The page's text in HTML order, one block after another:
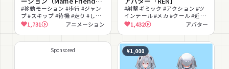
Locomotion）
#移動モーション #歩行 #ジャン
プ #スキップ #待機 #走り #しゃ
がみ #ちび #かわいい #アニメー
ション素材
1,731 アニメーション
#射撃ギミック #アクション #ツ
インテール #メカ #クール #近未
来 #フルトラ対応 #トラッキング
#コラボ #アニメーション
1,432 アバター
Sponsored ¥1,000